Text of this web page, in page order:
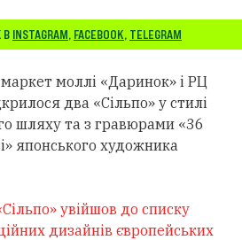
В INSTAGRAM, FACEBOOK, TELEGRAM
моллі «Даринок» і РЦ
два «Сільпо» у стилі
шляху та з гравюрами «36
японського художника
увійшов до списку
дизайнів європейських